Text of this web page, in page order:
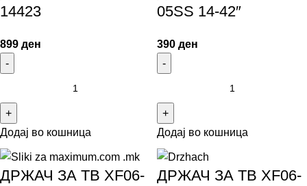
14423
899 ден
Додај во кошница
05SS 14-42″
390 ден
Додај во кошница
ДРЖАЧ ЗА ТВ XF06-
ДРЖАЧ ЗА ТВ XF06-